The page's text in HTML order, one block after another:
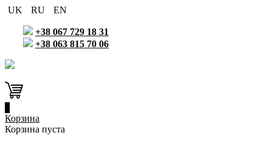
UK RU EN
+38 067 729 18 31
+38 063 815 70 06
Корзина
Корзина пуста